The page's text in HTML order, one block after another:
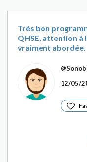
Très bon
QHSE, attention à
vraiment abordée.
12/05/